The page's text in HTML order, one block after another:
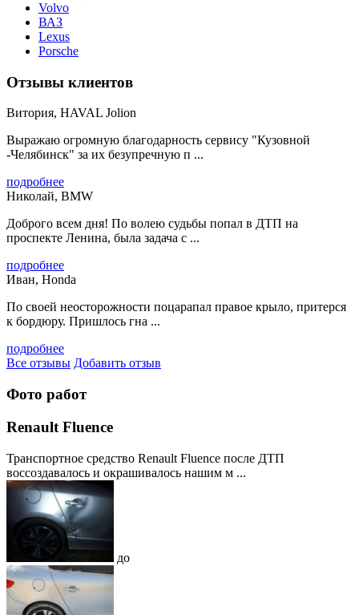
Volvo
ВАЗ
Lexus
Porsche
Отзывы клиентов
Витория, HAVAL Jolion
Выражаю огромную благодарность сервису "Кузовной
-Челябинск" за их безупречную п ...
подробнее
Николай, BMW
Доброго всем дня! По волею судьбы попал в ДТП на
проспекте Ленина, была задача с ...
подробнее
Иван, Honda
По своей неосторожности поцарапал правое крыло, притерся
к бордюру. Пришлось гна ...
подробнее
Все отзывы Добавить отзыв
Фото работ
Renault Fluence
Транспортное средство Renault Fluence после ДТП
воссоздавалось и окрашивалось нашим м ...
до